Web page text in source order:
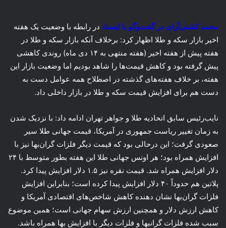
محمد کشتی‌آرای در گفت‌وگو با ایسنا، در رابطه با وضعیت یک هفته
اخیر بازار سکه و طلا اظهار کرد: برخلاف آنکه بازار سکه و طلا در
هفته پیش از هفته اخیر (هفته منتهی به ١۴ دی ماه) روندی کاهشی
پیش گرفته بود و کاهش قیمت‌ها را شاهد بودیم اما وضعیت بازار این
هفته، بر خلاف هفته‌های گذشته در اصطلاح همه عوامل دست به
دست هم برای افزایش قیمت سکه و طلا در بازار داخلی داد.
نایب‌رئیس سابق اتحادیه طلا و جواهر تهران ادامه داد: با نزدیک شدن
به زمان تغییر ریاست جمهوری در آمریکا، قیمت جهانی طلا سیر
صعودی گرفت؛ این درحالی بود که قیمت دیگر فلزات گران‌بها نیز با
افزایش همراه بود؛ هر اونس جهانی طلا این هفته بطور متوسط با ۲۴
دلار افزایش همراه شد. قیمت نقره نیز ١.۵ دلار افزایش پیدا کرد.
پلاتین هم حدوداً ۴۰ دلار افزایش پیدا کرده است؛ بنابراین افزایش
فلزات گران‌بها نشان دهنده کاهش شاخص‌های اقتصادی آمریکا و
کاهش ارزش دلار و همچنین ارزش سهام جهانی است؛ همین موضوع
سبب شده فلزات گرانبها و فلزات دیگر با افزایش بها همراه باشد.